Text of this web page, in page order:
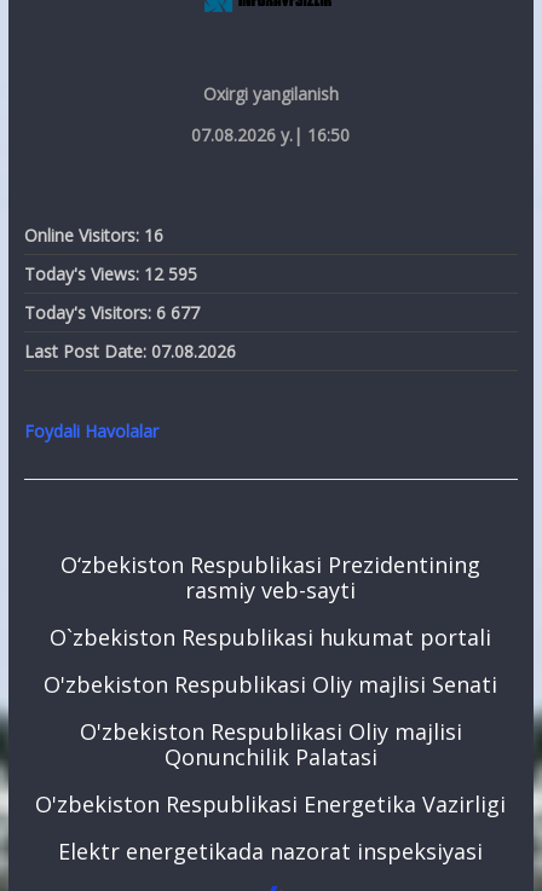
Oxirgi yangilanish
07.08.2026 y.| 16:50
Online Visitors: 16
Today's Views: 12 595
Today's Visitors: 6 677
Last Post Date: 07.08.2026
Foydali Havolalar
O‘zbekiston Respublikasi Prezidentining
rasmiy veb-sayti
O`zbekiston Respublikasi hukumat portali
O'zbekiston Respublikasi Oliy majlisi Senati
O'zbekiston Respublikasi Oliy majlisi
Qonunchilik Palatasi
O'zbekiston Respublikasi Energetika Vazirligi
Elektr energetikada nazorat inspeksiyasi